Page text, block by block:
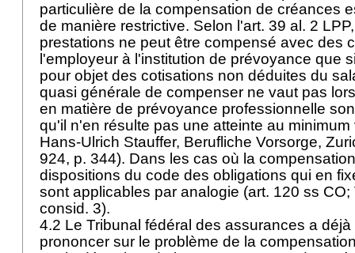
particulière de la compensation de créances
de manière restrictive. Selon l'art. 39 al. 2 LPP
prestations ne peut être compensé avec des
l'employeur à l'institution de prévoyance que
pour objet des cotisations non déduites du
quasi générale de compenser ne vaut pas
en matière de prévoyance professionnelle
qu'il n'en résulte pas une atteinte au
Hans-Ulrich Stauffer, Berufliche Vorsorge,
924, p. 344). Dans les cas où la
dispositions du code des obligations qui en
sont applicables par analogie (art. 120 ss CO;
consid. 3).
4.2 Le Tribunal fédéral des assurances a
prononcer sur le problème de la